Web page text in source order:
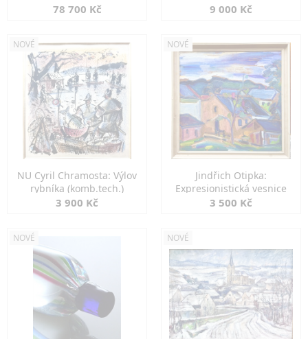
78 700 Kč 9 000 Kč
NOVÉ
NU Cyril Chramosta: Výlov
rybníka (komb.tech.)
3 900 Kč
NOVÉ
Jindřich Otipka:
Expresionistická vesnice
3 500 Kč
NOVÉ NOVÉ